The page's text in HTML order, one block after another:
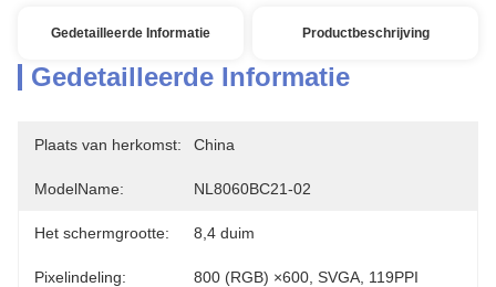
Gedetailleerde Informatie Productbeschrijving
Gedetailleerde Informatie
Plaats van herkomst: China
ModelName: NL8060BC21-02
Het schermgrootte: 8,4 duim
Pixelindeling: 800 (RGB) ×600, SVGA, 119PPI